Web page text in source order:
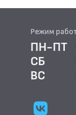
Режим
ПН-ПТ
СБ
ВС